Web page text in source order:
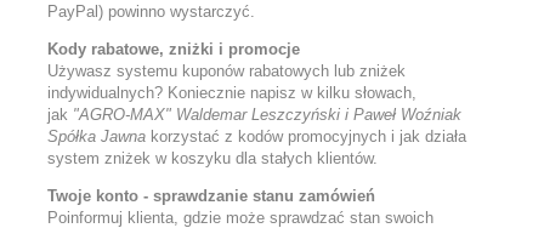
PayPal) powinno wystarczyć.
Kody rabatowe, zniżki i promocje
Używasz systemu kuponów rabatowych lub zniżek
indywidualnych? Koniecznie napisz w kilku słowach,
jak "AGRO-MAX" Waldemar Leszczyński i Paweł Woźniak
Spółka Jawna korzystać z kodów promocyjnych i jak działa
system zniżek w koszyku dla stałych klientów.
Twoje konto - sprawdzanie stanu zamówień
Poinformuj klienta, gdzie może sprawdzać stan swoich